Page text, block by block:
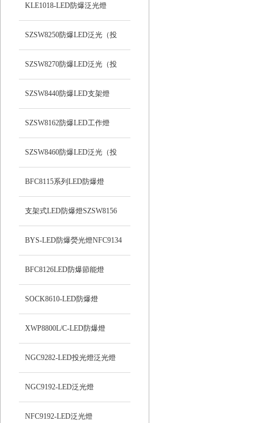
支架式
KLE1018-LED防爆泛光燈
SZSW8250防爆LED泛光（投
光）工作燈
SZSW8270防爆LED泛光（投
光）燈
SZSW8440防爆LED支架燈
SZSW8162防爆LED工作燈
SZSW8460防爆LED泛光（投
光）工作燈
BFC8115系列LED防爆燈
支架式LED防爆燈SZSW8156
BYS-LED防爆熒光燈NFC9134
BFC8126LED防爆節能燈
SOCK8610-LED防爆燈
XWP8800L/C-LED防爆燈
NGC9282-LED投光燈泛光燈
NGC9192-LED泛光燈
NFC9192-LED泛光燈